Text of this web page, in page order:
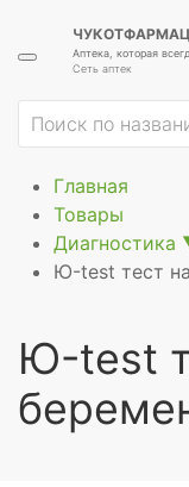
Аптека, которая
Сеть аптек
Главная
Товары
Диагностика
Ю-test тест
Ю-test